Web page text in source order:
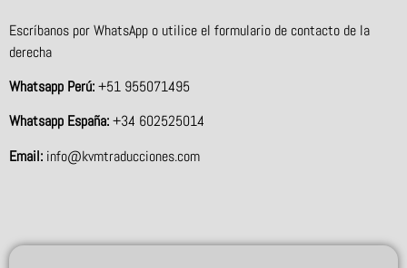
Escríbanos por WhatsApp o utilice el formulario de contacto de la
derecha
Whatsapp Perú:+51 955071495
Whatsapp España:+34 602525014
Email: info@kvmtraducciones.com